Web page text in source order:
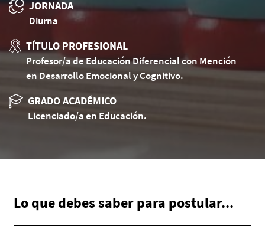
JORNADA
Diurna
TÍTULO PROFESIONAL
Profesor/a de Educación Diferencial con Mención
en Desarrollo Emocional y Cognitivo.
GRADO ACADÉMICO
Licenciado/a en Educación.
Lo que debes saber para postular...